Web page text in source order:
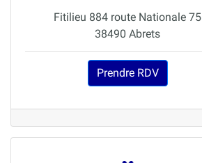
Fitilieu 884 route Nationale 75
38490 Abrets
Prendre RDV